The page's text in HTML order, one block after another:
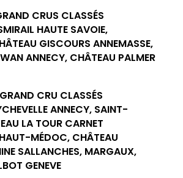
CRUS CLASSÉS
HAUTE SAVOIE,
GISCOURS ANNEMASSE,
ANNECY, CHÂTEAU PALMER
CRU CLASSÉS
ANNECY, SAINT-
LA TOUR CARNET
MÉDOC, CHÂTEAU
SALLANCHES, MARGAUX,
GENEVE